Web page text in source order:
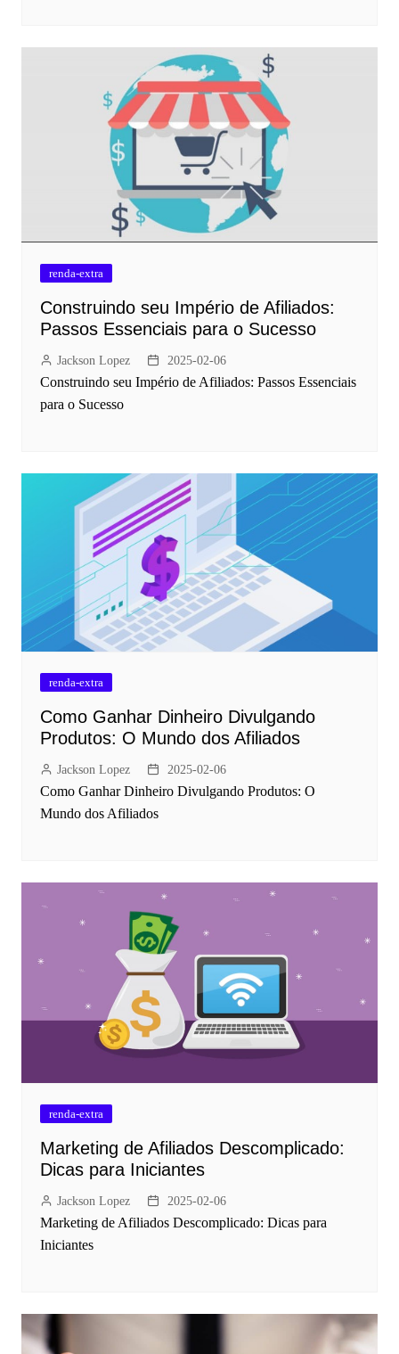
renda-extra
Construindo seu Império de Afiliados:
Passos Essenciais para o Sucesso
Jackson Lopez 2025-02-06
Construindo seu Império de Afiliados: Passos Essenciais
para o Sucesso
renda-extra
Como Ganhar Dinheiro Divulgando
Produtos: O Mundo dos Afiliados
Jackson Lopez 2025-02-06
Como Ganhar Dinheiro Divulgando Produtos: O
Mundo dos Afiliados
renda-extra
Marketing de Afiliados Descomplicado:
Dicas para Iniciantes
Jackson Lopez 2025-02-06
Marketing de Afiliados Descomplicado: Dicas para
Iniciantes